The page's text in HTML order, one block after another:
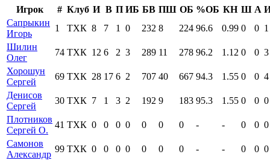
Игрок # Клуб И В П ИБ БВ ПШ ОБ %ОБ КН Ш А
Сапрыкин
Игорь
1 ТХК 8 7 1 0 232 8 224 96.6 0.99 0 0 1
Шилин
Олег
74 ТХК 12 6 2 3 289 11 278 96.2 1.12 0 0 3
Хорошун
Сергей
69 ТХК 28 17 6 2 707 40 667 94.3 1.55 0 0 4
Денисов
Сергей
30 ТХК 7 1 3 2 192 9 183 95.3 1.55 0 0 0
Плотников
Сергей О.
41 ТХК 0 0 0 0 0 0 0 - - 0 0 0
Самонов
Александр
99 ТХК 0 0 0 0 0 0 0 - - 0 0 0